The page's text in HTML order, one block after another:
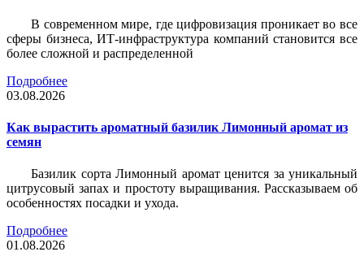
В современном мире, где цифровизация проникает во все
сферы бизнеса, ИТ-инфраструктура компаний становится все
более сложной и распределенной
Подробнее
03.08.2026
Как вырастить ароматный базилик Лимонный аромат из
семян
Базилик сорта Лимонный аромат ценится за уникальный
цитрусовый запах и простоту выращивания. Рассказываем об
особенностях посадки и ухода.
Подробнее
01.08.2026